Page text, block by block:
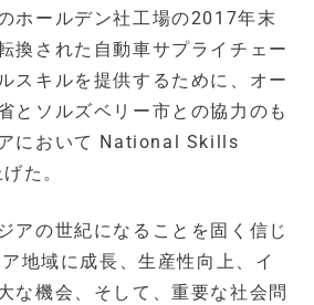
ホールデン社工場の2017年末
換された自動車サプライチェー
スキルを提供するために、オー
とソルズベリー市との協力のも
において National Skills
た。
アの世紀になることを固く信じ
地域に成長、生産性向上、イ
な機会、そして、重要な社会問